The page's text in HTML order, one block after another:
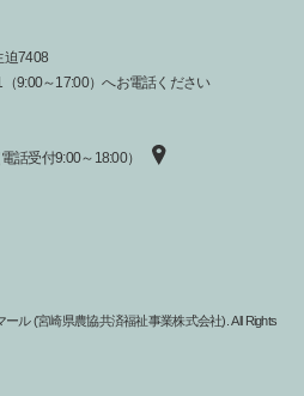
迫7408
9:00～17:00）へお電話ください
話受付9:00～18:00）
ル (宮崎県農協共済福祉事業株式会社). All Rights